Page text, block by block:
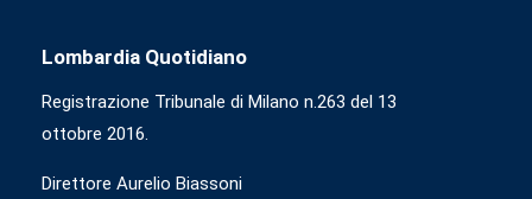
Lombardia Quotidiano
Registrazione Tribunale di Milano n.263 del 13
ottobre 2016.
Direttore Aurelio Biassoni